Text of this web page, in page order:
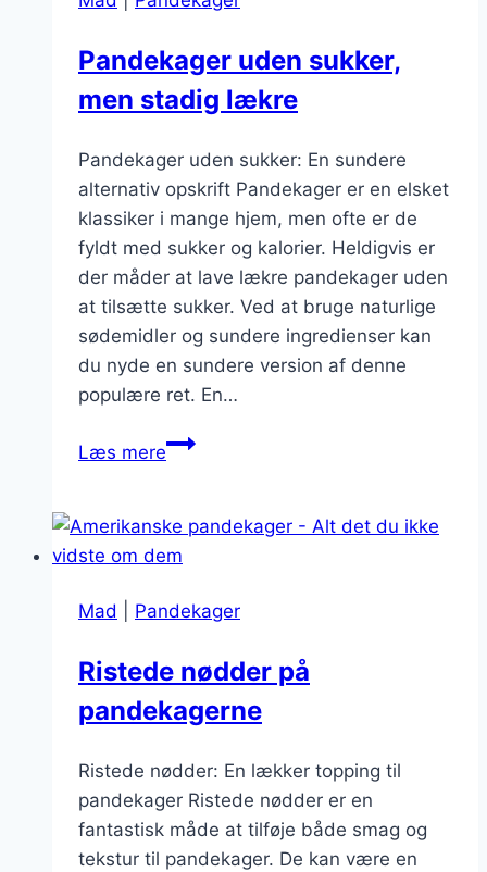
Pandekager uden sukker,
men stadig lækre
Pandekager uden sukker: En sundere
alternativ opskrift Pandekager er en elsket
klassiker i mange hjem, men ofte er de
fyldt med sukker og kalorier. Heldigvis er
der måder at lave lækre pandekager uden
at tilsætte sukker. Ved at bruge naturlige
sødemidler og sundere ingredienser kan
du nyde en sundere version af denne
populære ret. En…
Læs merePandekager
men
stadig
Mad
Pandekager
Ristede nødder på
pandekagerne
Ristede nødder: En lækker topping til
pandekager Ristede nødder er en
fantastisk måde at tilføje både smag og
tekstur til pandekager. De kan være en